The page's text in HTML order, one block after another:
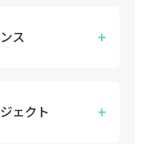
機械学習のモデル構
ルを習得することがで
ス
門知識の習得による論
高い技術力を持ったデ
します。
ェクト